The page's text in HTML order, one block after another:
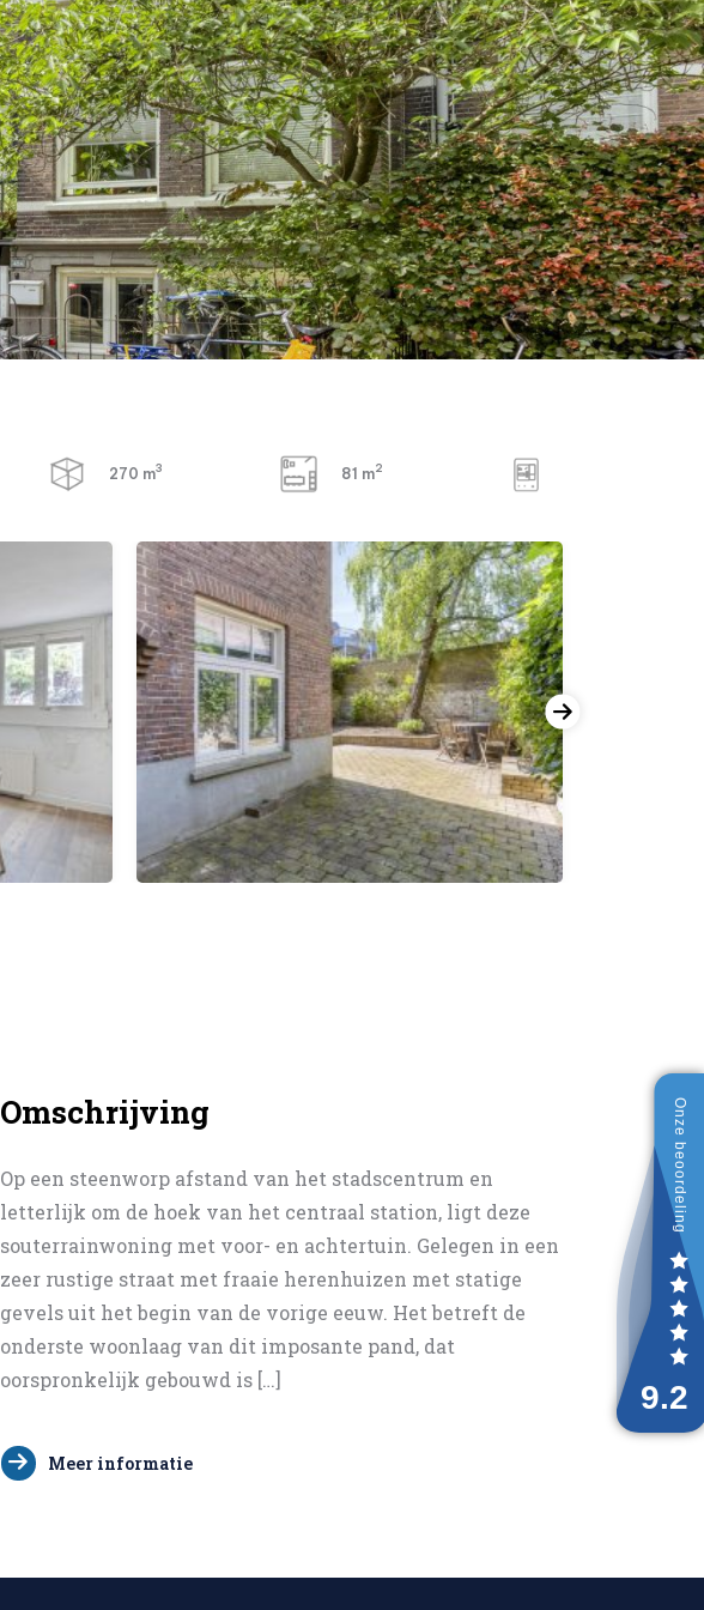
270 m3 81 m2
Omschrijving
Op een steenworp afstand van het stadscentrum en
letterlijk om de hoek van het centraal station, ligt deze
souterrainwoning met voor- en achtertuin. Gelegen in een
zeer rustige straat met fraaie herenhuizen met statige
gevels uit het begin van de vorige eeuw. Het betreft de
onderste woonlaag van dit imposante pand, dat
oorspronkelijk gebouwd is […]
Meer informatie